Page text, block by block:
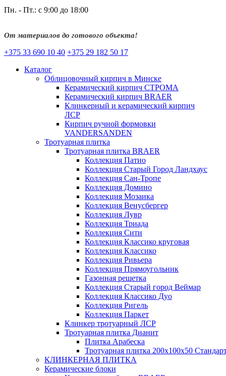
Пн. - Пт.: с 9:00 до 18:00
От материалов до готового объекта!
+375 33 690 10 40 +375 29 182 50 17
Каталог
Облицовочный кирпич в Минске
Керамический кирпич СТРОМА
Керамический кирпич BRAER
Клинкерный и керамический кирпич
ЛСР
Кирпич ручной формовки
VANDERSANDEN
Тротуарная плитка
Тротуарная плитка BRAER
Коллекция Патио
Коллекция Старый Город Ландхаус
Коллекция Сан-Тропе
Коллекция Домино
Коллекция Мозаика
Коллекция Венусбергер
Коллекция Лувр
Коллекция Триада
Коллекция Сити
Коллекция Классико круговая
Коллекция Классико
Коллекция Ривьера
Коллекция Прямоугольник
Газонная решетка
Коллекция Старый город Веймар
Коллекция Классико Дуо
Коллекция Ригель
Коллекция Паркет
Клинкер тротуарный ЛСР
Тротуарная плитка Дианит
Плитка Арабеска
Тротуарная плитка 200х100х50
КЛИНКЕРНАЯ ПЛИТКА
Керамические блоки